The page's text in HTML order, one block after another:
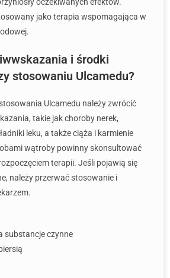
jako terapia wspomagająca w
i środki
stosowaniu Ulcamedu?
Ulcamedu należy zwrócić
takie jak choroby nerek,
leku, a także ciąża i karmienie
wątroby powinny skonsultować
terapii. Jeśli pojawią się
należy przerwać stosowanie i
substancje czynne